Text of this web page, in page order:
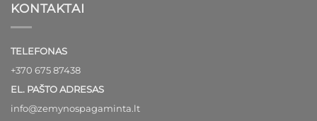
KONTAKTAI
TELEFONAS
+370 675 87438
EL. PAŠTO ADRESAS
info@zemynospagaminta.lt